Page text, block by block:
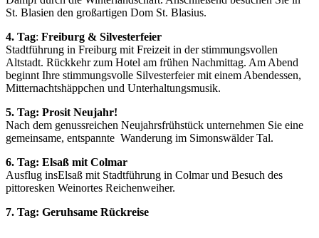
St. Blasien den großartigen Dom St. Blasius.
4. Tag: Freiburg & Silvesterfeier
Stadtführung in Freiburg mit Freizeit in der stimmungsvollen
Altstadt. Rückkehr zum Hotel am frühen Nachmittag. Am Abend
beginnt Ihre stimmungsvolle Silvesterfeier mit einem Abendessen,
Mitternachtshäppchen und Unterhaltungsmusik.
5. Tag: Prosit Neujahr!
Nach dem genussreichen Neujahrsfrühstück unternehmen Sie eine
gemeinsame, entspannte Wanderung im Simonswälder Tal.
6. Tag: Elsaß mit Colmar
Ausflug insElsaß mit Stadtführung in Colmar und Besuch des
pittoresken Weinortes Reichenweiher.
7. Tag: Geruhsame Rückreise